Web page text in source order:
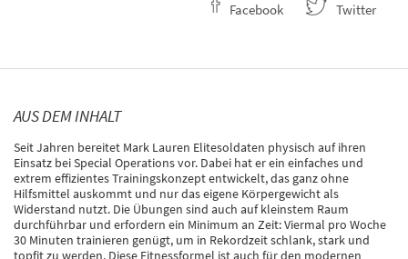
Facebook Twitter
AUS DEM INHALT
Seit Jahren bereitet Mark Lauren Elitesoldaten physisch auf ihren
Einsatz bei Special Operations vor. Dabei hat er ein einfaches und
extrem effizientes Trainingskonzept entwickelt, das ganz ohne
Hilfsmittel auskommt und nur das eigene Körpergewicht als
Widerstand nutzt. Die Übungen sind auch auf kleinstem Raum
durchführbar und erfordern ein Minimum an Zeit: Viermal pro Woche
30 Minuten trainieren genügt, um in Rekordzeit schlank, stark und
topfit zu werden. Diese Fitnessformel ist auch für den modernen